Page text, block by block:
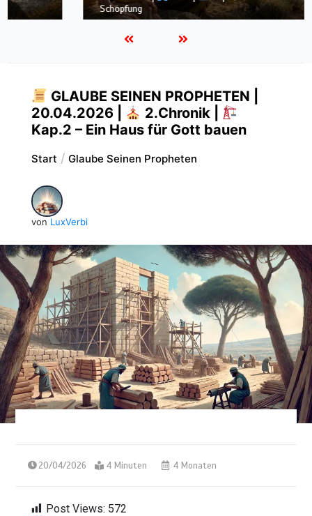
Schöpfung
GLAUBE SEINEN PROPHETEN |
20.04.2026 |
2.Chronik |
Kap.2 – Ein Haus für Gott bauen
Start Glaube Seinen Propheten
von LuxVerbi
20/04/2026 4 Minuten 4 Monaten
Post Views: 572